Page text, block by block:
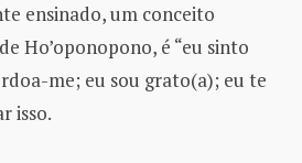
ensinado, um conceito
Ho’oponopono, é “eu sinto
me; eu sou grato(a); eu te
isso.